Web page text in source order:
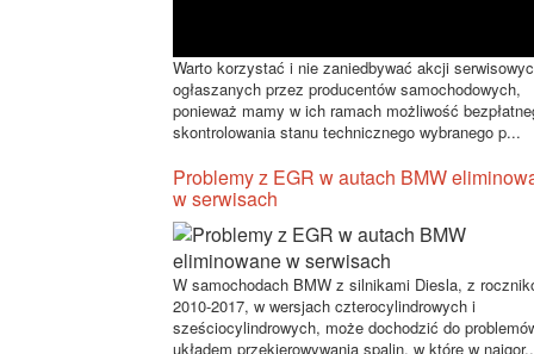
Warto korzystać i nie zaniedbywać akcji
ogłaszanych przez producentów samochodowych,
ponieważ mamy w ich ramach możliwość
skontrolowania stanu technicznego wybranego p...
Problemy z EGR w autach BMW
w serwisach
W samochodach BMW z silnikami Diesla, z
2010-2017, w wersjach czterocylindrowych i
sześciocylindrowych, może dochodzić do
układem przekierowywania spalin, w które w